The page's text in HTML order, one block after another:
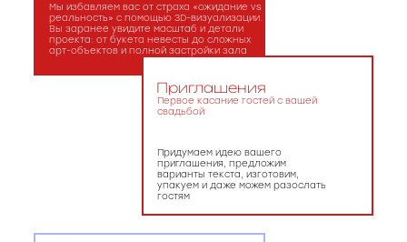
Приглашения
Первое касание гостей с вашей
свадьбой
Мы избавляем вас от страха «ожидание vs
реальность» с помощью 3D-визуализации.
Вы заранее увидите масштаб и детали
проекта: от букета невесты до сложных
арт-объектов и полной застройки зала
Придумаем идею вашего
приглашения, предложим
варианты текста, изготовим,
упакуем и даже можем разослать
гостям